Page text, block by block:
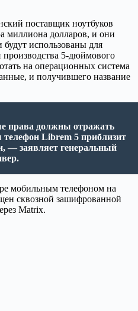
поставщик ноутбуков
миллиона долларов, и они
будут использованы для
производства 5-дюймового
на операционных система
и получившего название
права должны отражать
Librem 5 приблизит
— заявляет генеральный
мобильным телефоном на
сквозной зашифрованной
Matrix.